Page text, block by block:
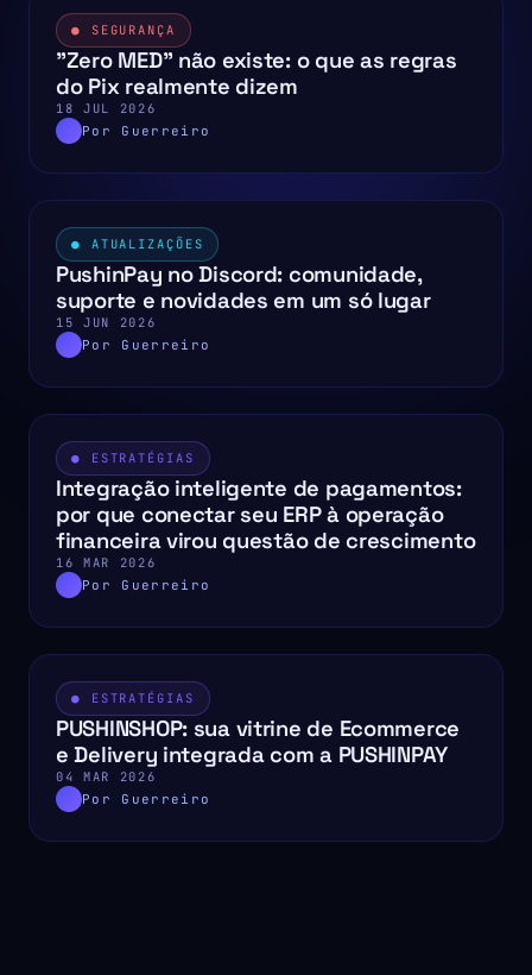
● SEGURANÇA
"Zero MED" não existe: o que as regras
do Pix realmente dizem
18 JUL 2026
Por Guerreiro
● ATUALIZAÇÕES
PushinPay no Discord: comunidade,
suporte e novidades em um só lugar
15 JUN 2026
Por Guerreiro
● ESTRATÉGIAS
Integração inteligente de pagamentos:
por que conectar seu ERP à operação
financeira virou questão de crescimento
16 MAR 2026
Por Guerreiro
● ESTRATÉGIAS
PUSHINSHOP: sua vitrine de Ecommerce
e Delivery integrada com a PUSHINPAY
04 MAR 2026
Por Guerreiro